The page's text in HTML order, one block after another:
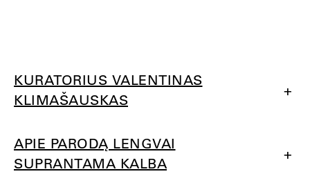
KURATORIUS VALENTINAS
KLIMAŠAUSKAS
+
APIE PARODĄ LENGVAI
SUPRANTAMA KALBA
+